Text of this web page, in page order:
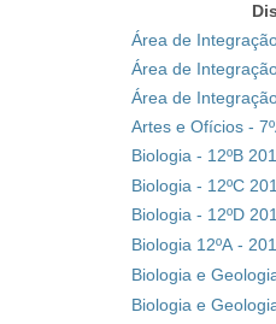
Área de
Área de
Área de
Artes e Ofícios -
Biologia - 12ºB
Biologia - 12ºC
Biologia - 12ºD
Biologia 12ºA -
Biologia e
Biologia e